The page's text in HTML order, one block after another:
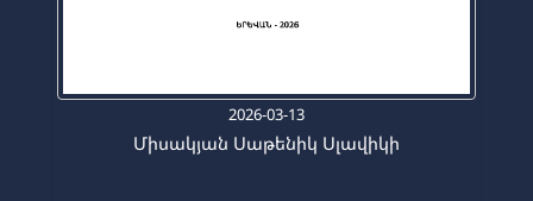
2026-03-13
Միսակյան Սաթենիկ Սլավիկի